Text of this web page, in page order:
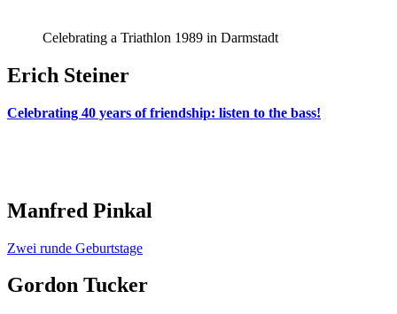
Celebrating a Triathlon 1989 in Darmstadt
Erich Steiner
Celebrating 40 years of friendship: listen to the bass!
Manfred Pinkal
Zwei runde Geburtstage
Gordon Tucker